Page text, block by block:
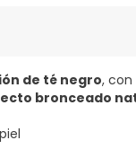
de té negro, con
bronceado